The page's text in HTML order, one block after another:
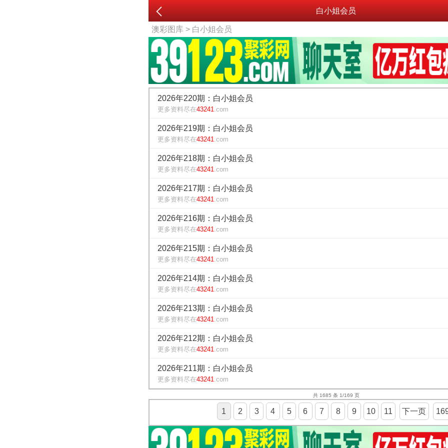
白小姐会员
澳彩图库 > 白小姐会员
2026年220期：白小姐会员
更多资料尽在43241.com
2026年219期：白小姐会员
更多资料尽在43241.com
2026年218期：白小姐会员
更多资料尽在43241.com
2026年217期：白小姐会员
更多资料尽在43241.com
2026年216期：白小姐会员
更多资料尽在43241.com
2026年215期：白小姐会员
更多资料尽在43241.com
2026年214期：白小姐会员
更多资料尽在43241.com
2026年213期：白小姐会员
更多资料尽在43241.com
2026年212期：白小姐会员
更多资料尽在43241.com
2026年211期：白小姐会员
更多资料尽在43241.com
共 1685 条 1/169 页
1 2 3 4 5 6 7 8 9 10 11 下一页